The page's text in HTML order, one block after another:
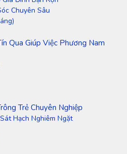
Chuyên Sâu
Qua Giúp Việc Phương Nam
Trẻ Chuyên Nghiệp
Hạch Nghiêm Ngặt